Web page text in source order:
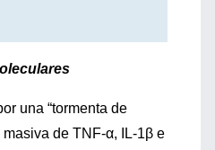
una “tormenta de
de TNF-α, IL-1β e